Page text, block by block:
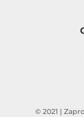
© 2021 |